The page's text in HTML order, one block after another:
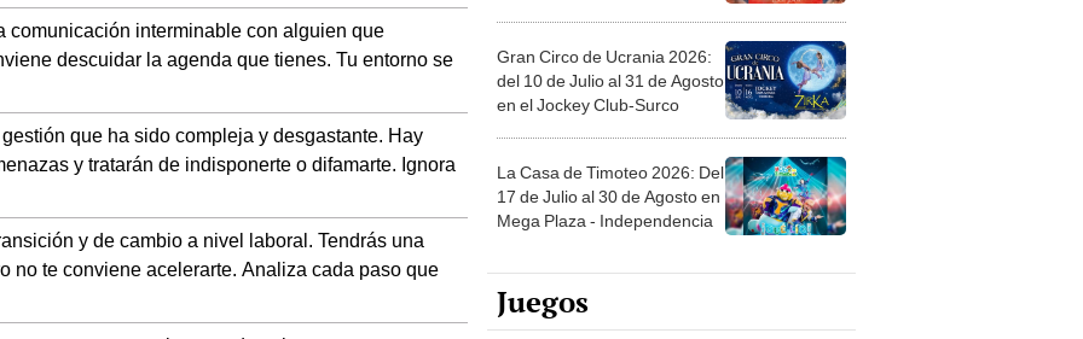
comunicación interminable con alguien que
descuidar la agenda que tienes. Tu entorno se
que ha sido compleja y desgastante. Hay
y tratarán de indisponerte o difamarte. Ignora
y de cambio a nivel laboral. Tendrás una
no te conviene acelerarte. Analiza cada paso que
Gran Circo de Ucrania 2026:
del 10 de Julio al 31 de Agosto
en el Jockey Club-Surco
La Casa de Timoteo 2026: Del
17 de Julio al 30 de Agosto en
Mega Plaza - Independencia
Juegos